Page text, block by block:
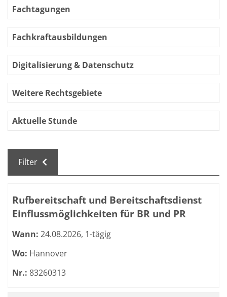
Fachtagungen
Fachkraftausbildungen
Digitalisierung & Datenschutz
Weitere Rechtsgebiete
Aktuelle Stunde
Filter
Rufbereitschaft und Bereitschaftsdienst
Einflussmöglichkeiten für BR und PR
Wann: 24.08.2026, 1-tägig
Wo: Hannover
Nr.: 83260313